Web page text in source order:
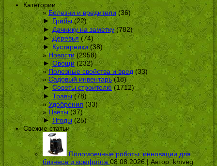
Категории
Болезни и вредители (36)
► Грибы(22)
► Дачнику на заметку(782)
► Деревья (74)
► Кустарники(38)
Новости(2958)
► Овощи(232)
Полезные свойства и вред (33)
Садовый инвентарь(18)
► Советы строителю (1712)
► Травы(78)
Удобрения (33)
Цветы(37)
► Ягоды(25)
Свежие статьи
Поломоечные роботы: инновации для
бизнеса и комфорта 08.08.2026 | Автор:kmveg